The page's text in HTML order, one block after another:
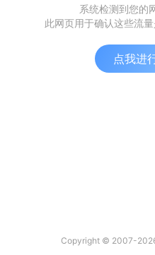
系统检测到您的
此网页用于确认这些流
点我进
Copyright © 2007-